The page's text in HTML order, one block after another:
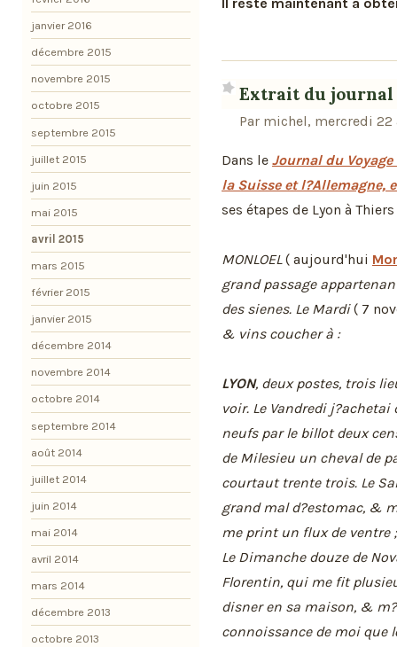
Extrait du journal
Par michel, mercredi 22
Dans le Journal du
la Suisse et l?Allemagne,
ses étapes de Lyon à Thiers
MONLOEL( aujourd'hui
grand passage
des sienes. Le Mardi( 7
& vins coucher à :
LYON, deux postes, trois
voir. Le Vandredi
neufs par le billot deux
de Milesieu un cheval de
courtaut trente trois. Le
grand mal d?estomac, &
me print un flux de
Le Dimanche douze de
Florentin, qui me fit
disner en sa maison, &
connoissance de moi que
janvier 2016
décembre 2015
novembre 2015
octobre 2015
septembre 2015
juillet 2015
juin 2015
mai 2015
avril 2015
mars 2015
février 2015
janvier 2015
décembre 2014
novembre 2014
octobre 2014
septembre 2014
août 2014
juillet 2014
juin 2014
mai 2014
avril 2014
mars 2014
décembre 2013
octobre 2013